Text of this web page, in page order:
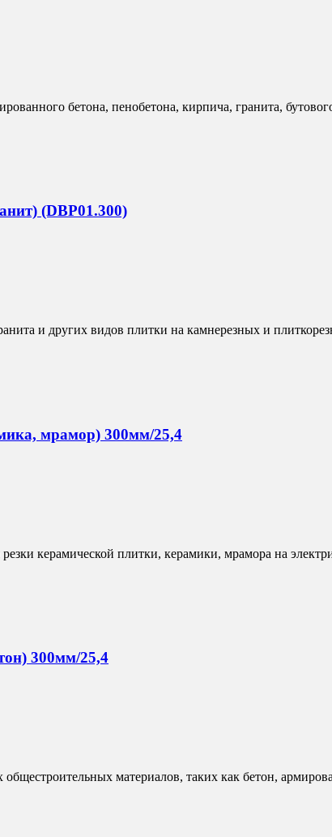
бетона, пенобетона, кирпича, гранита,
(DBP01.300)
и других видов плитки на камнерезных и
мрамор) 300мм/25,4
керамической плитки, керамики, мрамора на
300мм/25,4
материалов, таких как бетон,